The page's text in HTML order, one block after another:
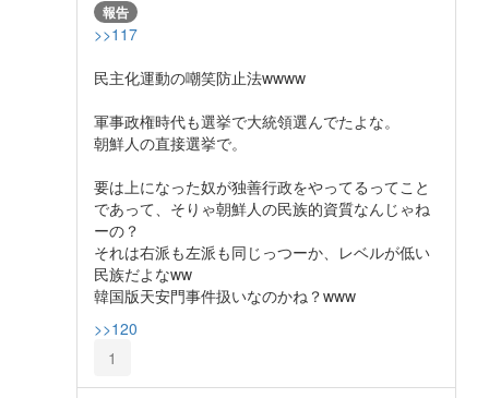
報告
>>117
民主化運動の嘲笑防止法wwww
軍事政権時代も選挙で大統領選んでたよな。
朝鮮人の直接選挙で。
要は上になった奴が独善行政をやってるってこと
であって、そりゃ朝鮮人の民族的資質なんじゃね
ーの？
それは右派も左派も同じっつーか、レベルが低い
民族だよなww
韓国版天安門事件扱いなのかね？www
>>120
1